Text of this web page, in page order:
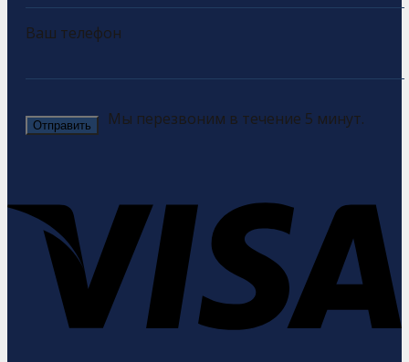
Ваш телефон
Мы перезвоним в течение 5 минут.